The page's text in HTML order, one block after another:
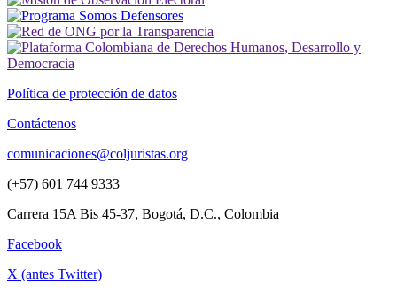
Política de protección de datos
Contáctenos
comunicaciones@coljuristas.org
(+57) 601 744 9333
Carrera 15A Bis 45-37, Bogotá, D.C., Colombia
Facebook
X (antes Twitter)